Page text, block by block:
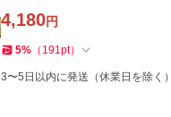
4,180円
5% （ 191pt）
3〜5日以内に発送（休業日を除く）